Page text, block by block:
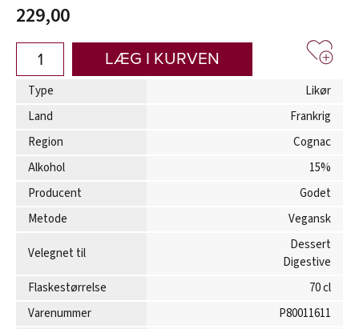
229,00
LÆG I KURVEN
Type
Likør
Land
Frankrig
Region
Cognac
Alkohol
15%
Producent
Godet
Metode
Vegansk
Velegnet til
Dessert
Digestive
Flaskestørrelse
70 cl
Varenummer
P80011611